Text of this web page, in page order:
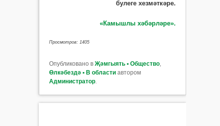
булеге хезмәткәре.
«Камышлы хәбәрләре».
Просмотров: 1405
Опубликовано в Җәмгыять ▪ Общество,
Өлкәбездә ▪ В областиавтором
Администратор.